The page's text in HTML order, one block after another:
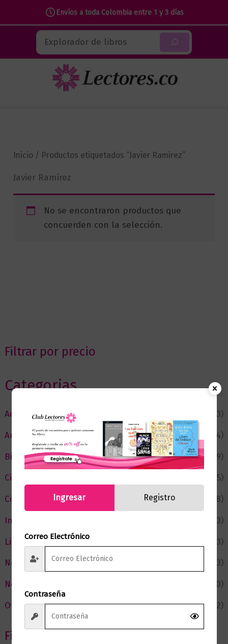
Envíos a toda Colombia entre 1 y 3 días
contenido
Buscar
Filtrar por precio
Categorias
Actualidad
(53)
Autor del Mes
(4)
Bienestar
(229)
Ciencia y Conocimiento
(75)
Cómic y Fantasía
(88)
Infantil y Juvenil
(213)
Literatura
(373)
Negocios
(43)
Novedades
(110)
Ofertas
(12)
Filtrar por Autor
Inicio / Productos etiquetados “Javier Ramírez”
Javier Ramírez
No se encontraron productos que
concuerden con la selección.
Ingresar Registro
Correo Electrónico
Contraseña